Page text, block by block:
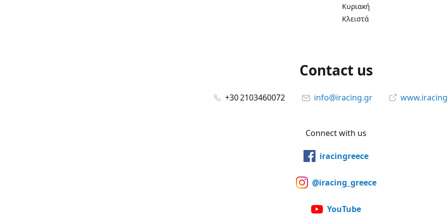
Κυριακή
Κλειστά
Contact us
+30 2103460072 info@iracing.gr
Connect with us
iracingreece
@iracing_greece
YouTube